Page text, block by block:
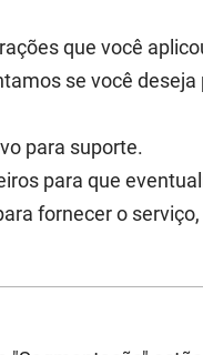
que você
se você
para suporte.
para que
fornecer o